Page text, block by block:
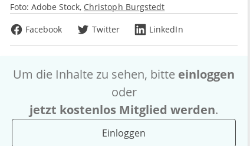
Foto: Adobe Stock Christoph Burgstedt
Facebook
Twitter LinkedIn
Um die Inhalte zu sehen, bitte einloggen
oder
jetzt kostenlos Mitglied werden.
Einloggen